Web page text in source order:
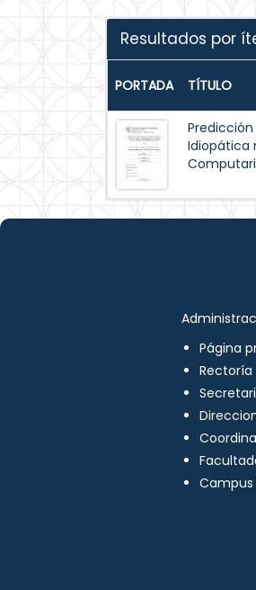
Resultados por
PORTADA TÍTULO
Idiopática
Página
Rectoría
Campus